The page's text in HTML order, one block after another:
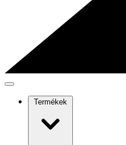
Termékek